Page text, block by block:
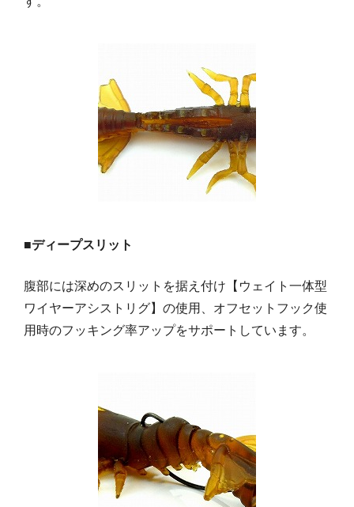
■ディープスリット
腹部には深めのスリットを据え付け【ウェイト一体型
ワイヤーアシストリグ】の使用、オフセットフック使
用時のフッキング率アップをサポートしています。